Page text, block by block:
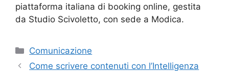
piattaforma italiana di booking online, gestita
da Studio Scivoletto, con sede a Modica.
Categorie
Comunicazione
Come scrivere contenuti con l’Intelligenza